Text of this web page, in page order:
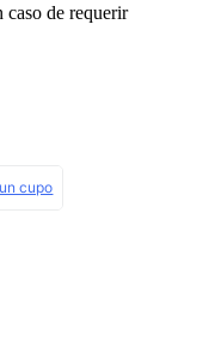
caso de requerir